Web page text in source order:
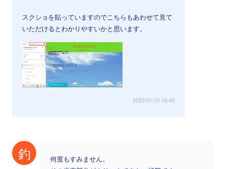
スクショを貼っていますのでこちらもあわせて見て
いただけるとわかりやすいかと思います。
2023/01/10 16:45
釣
何度もすみません。